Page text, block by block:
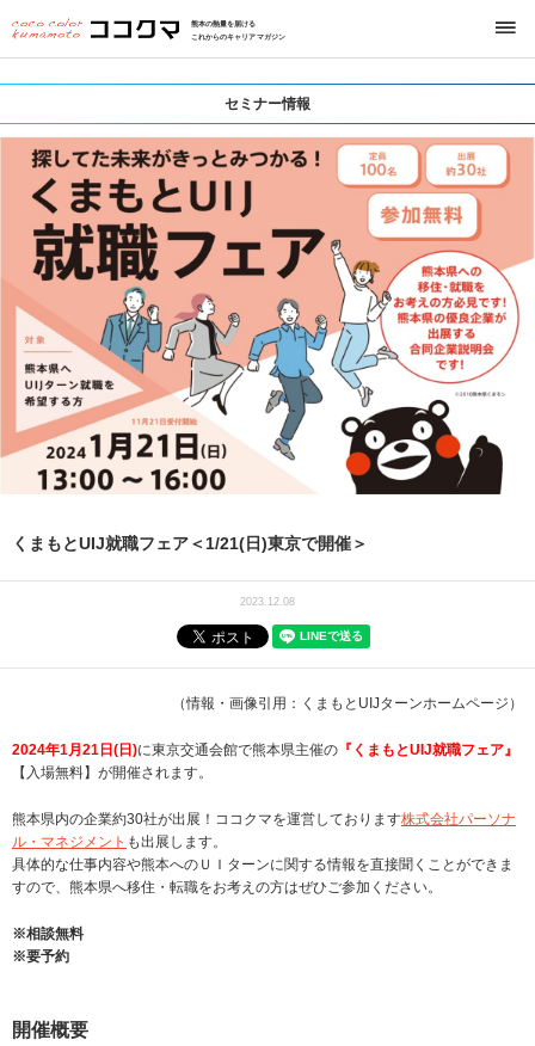
熊本の熱量を届ける
これからのキャリアマガジン
セミナー情報
くまもとUIJ就職フェア＜1/21(日)東京で開催＞
2023.12.08
（情報・画像引用：くまもとUIJターンホームページ）
2024年1月21日(日)に東京交通会館で熊本県主催の 『くまもとUIJ就職フェア』
【入場無料】が開催されます。
熊本県内の企業約30社が出展！ココクマを運営しております株式会社パーソナ
ル・マネジメント も出展します。
具体的な仕事内容や熊本へのＵＩターンに関する情報を直接聞くことができま
すので、熊本県へ移住・転職をお考えの方はぜひご参加ください。
※相談無料
※要予約
開催概要